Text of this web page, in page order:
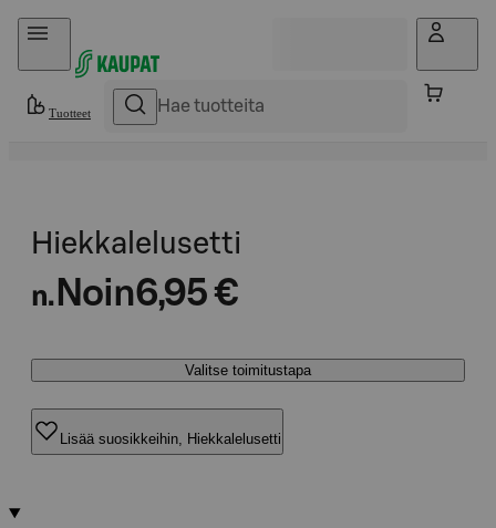
Hyppää sisältöön
Tuotteet
Hiekkalelusetti
n. Noin6,95 €
Valitse toimitustapa
Lisää suosikkeihin, Hiekkalelusetti